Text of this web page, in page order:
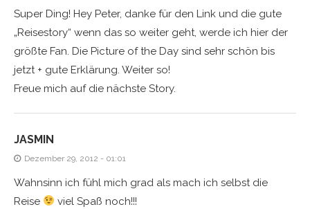
Super Ding! Hey Peter, danke für den Link und die gute
„Reisestory“ wenn das so weiter geht, werde ich hier der
größte Fan. Die Picture of the Day sind sehr schön bis
jetzt + gute Erklärung. Weiter so!
Freue mich auf die nächste Story.
JASMIN
Dezember 29, 2012 - 01:01
Wahnsinn ich fühl mich grad als mach ich selbst die
Reise
viel Spaß noch!!!